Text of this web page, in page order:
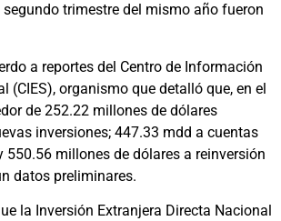
segundo trimestre del mismo año fueron
a reportes del Centro de Información
(CIES), organismo que detalló que, en el
de 252.22 millones de dólares
inversiones; 447.33 mdd a cuentas
550.56 millones de dólares a reinversión
datos preliminares.
la Inversión Extranjera Directa Nacional